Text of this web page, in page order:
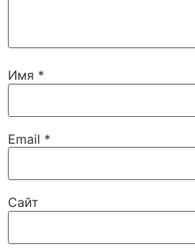
Имя *
Email *
Сайт